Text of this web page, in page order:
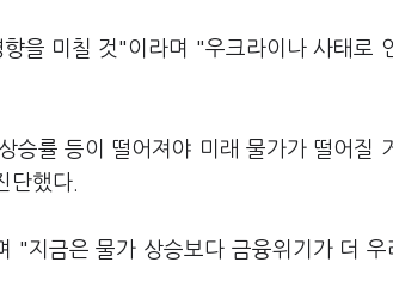
을 미칠 것"이라며 "우크라이나 사태로
승률 등이 떨어져야 미래 물가가 떨어질
단했다.
"지금은 물가 상승보다 금융위기가 더 우